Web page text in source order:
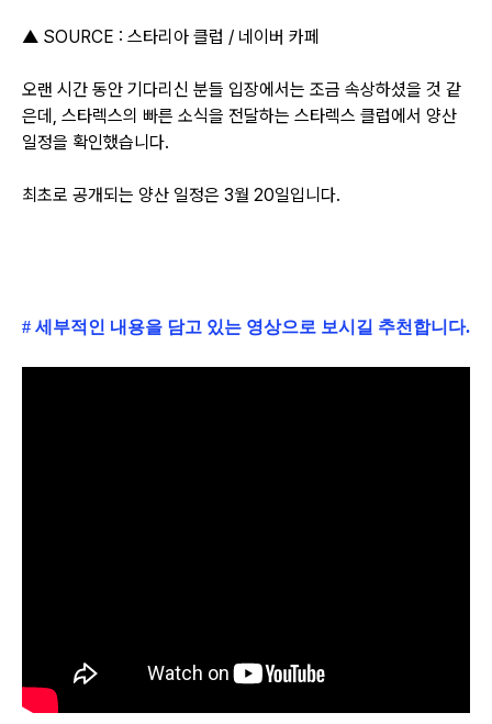
▲ SOURCE : 스타리아 클럽 / 네이버 카페
오랜 시간 동안 기다리신 분들 입장에서는 조금 속상하셨을 것 같
은데, 스타렉스의 빠른 소식을 전달하는 스타렉스 클럽에서 양산
일정을 확인했습니다.
최초로 공개되는 양산 일정은 3월 20일입니다.
# 세부적인 내용을 담고 있는 영상으로 보시길 추천합니다.